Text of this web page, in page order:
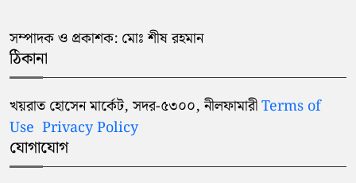
সম্পাদক ও প্রকাশক: মোঃ শীষ রহমান
ঠিকানা
খয়রাত হোসেন মার্কেট, সদর-৫৩০০, নীলফামারীTerms of
Use Privacy Policy
যোগাযোগ